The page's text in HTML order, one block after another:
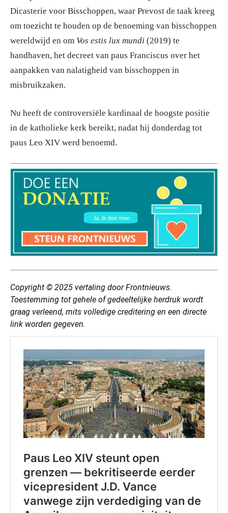
Dicasterie voor Bisschoppen, waar Prevost de taak kreeg
om toezicht te houden op de benoeming van bisschoppen
wereldwijd en om Vos estis lux mundi (2019) te
handhaven, het decreet van paus Franciscus over het
aanpakken van nalatigheid van bisschoppen in
misbruikzaken.
Nu heeft de controversiële kardinaal de hoogste positie
in de katholieke kerk bereikt, nadat hij donderdag tot
paus Leo XIV werd benoemd.
Copyright © 2025 vertaling door Frontnieuws.
Toestemming tot gehele of gedeeltelijke herdruk wordt
graag verleend, mits volledige creditering en een directe
link worden gegeven.